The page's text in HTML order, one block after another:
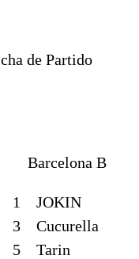
de Partido
Barcelona B
1
JOKIN
3
Cucurella
5
Tarin